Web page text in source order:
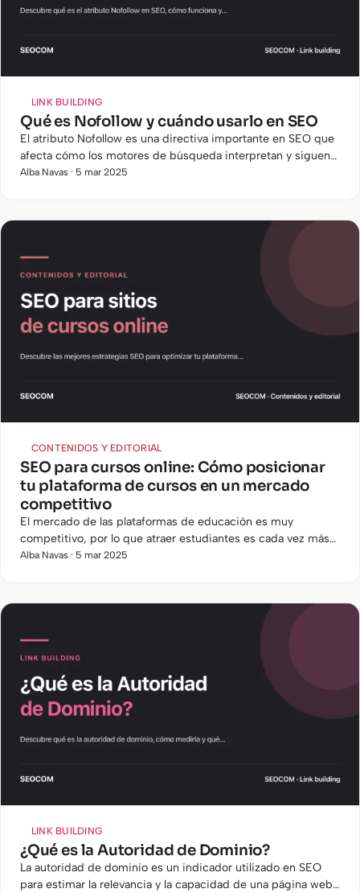
LINK BUILDING
Qué es Nofollow y cuándo usarlo en SEO
El atributo Nofollow es una directiva importante en SEO que
afecta cómo los motores de búsqueda interpretan y siguen
los enlaces. En este artículo, explicaremos qué es, cómo…
Alba Navas · 5 mar 2025
CONTENIDOS Y EDITORIAL
SEO para cursos online: Cómo posicionar
tu plataforma de cursos en un mercado
competitivo
El mercado de las plataformas de educación es muy
competitivo, por lo que atraer estudiantes es cada vez más
difícil. Para destacar y lograr que tu plataforma de cursos
Alba Navas · 5 mar 2025
LINK BUILDING
¿Qué es la Autoridad de Dominio?
La autoridad de dominio es un indicador utilizado en SEO
para estimar la relevancia y la capacidad de una página web